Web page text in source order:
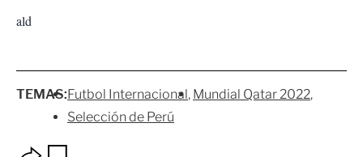
ald
TEMAS:Futbol Internacional
Mundial Qatar 2022
Selección de Perú